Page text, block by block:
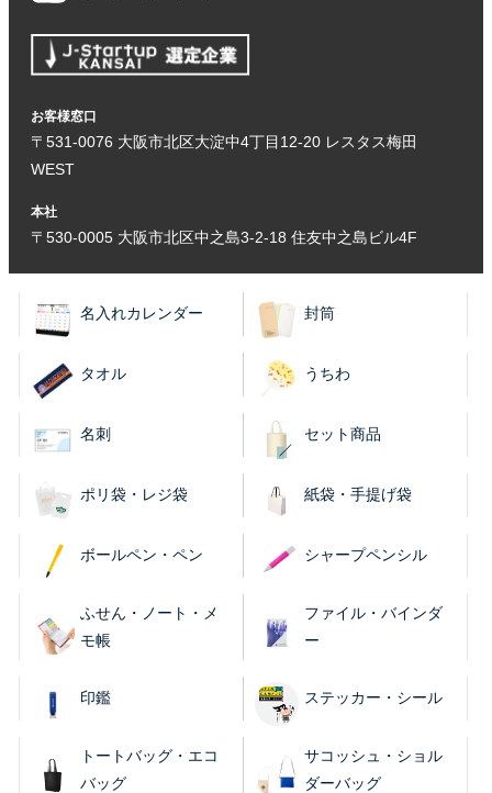
お客様窓口
〒531-0076 大阪市北区大淀中4丁目12-20 レスタス梅田
WEST
本社
〒530-0005 大阪市北区中之島3-2-18 住友中之島ビル4F
名入れカレンダー 封筒
タオル うちわ
名刺 セット商品
ポリ袋・レジ袋 紙袋・手提げ袋
ボールペン・ペン シャープペンシル
ふせん・ノート・メ
モ帳
ファイル・バインダ
ー
印鑑 ステッカー・シール
トートバッグ・エコ
バッグ
サコッシュ・ショル
ダーバッグ